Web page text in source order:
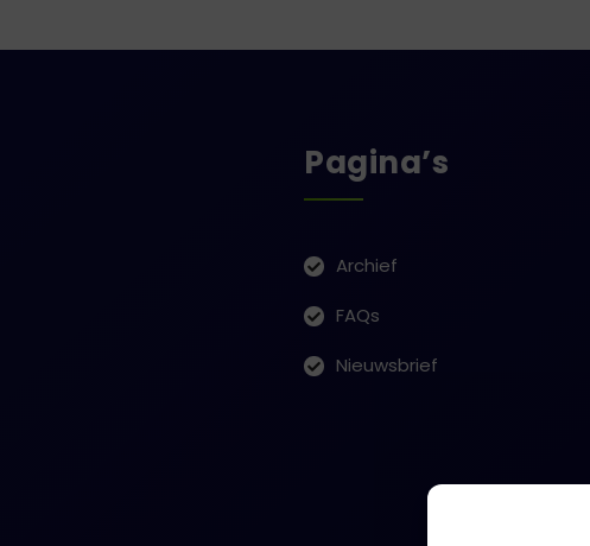
Pagina’s
Archief
FAQs
Nieuwsbrief